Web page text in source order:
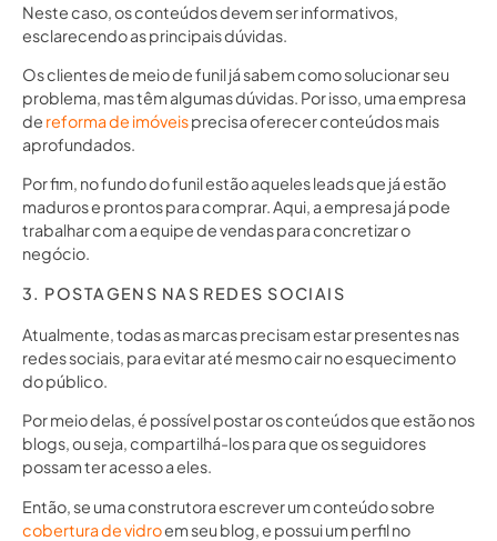
Neste caso, os conteúdos devem ser informativos,
esclarecendo as principais dúvidas.
Os clientes de meio de funil já sabem como solucionar seu
problema, mas têm algumas dúvidas. Por isso, uma empresa
de reforma de imóveisprecisa oferecer conteúdos mais
aprofundados.
Por fim, no fundo do funil estão aqueles leads que já estão
maduros e prontos para comprar. Aqui, a empresa já pode
trabalhar com a equipe de vendas para concretizar o
negócio.
3. POSTAGENS NAS REDES SOCIAIS
Atualmente, todas as marcas precisam estar presentes nas
redes sociais, para evitar até mesmo cair no esquecimento
do público.
Por meio delas, é possível postar os conteúdos que estão nos
blogs, ou seja, compartilhá-los para que os seguidores
possam ter acesso a eles.
Então, se uma construtora escrever um conteúdo sobre
cobertura de vidroem seu blog, e possui um perfil no